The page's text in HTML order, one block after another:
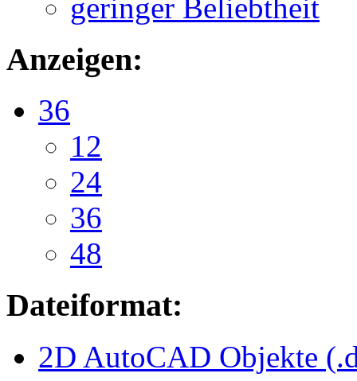
geringer Beliebtheit
Anzeigen:
36
12
24
36
48
Dateiformat:
2D AutoCAD Objekte